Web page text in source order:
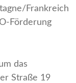
Frankreich
Förderung
das
Straße 19